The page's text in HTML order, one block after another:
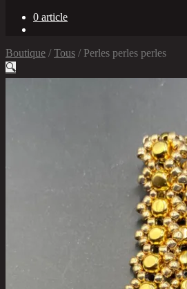
0 article
Boutique /Tous / Perles perles perles
🔍